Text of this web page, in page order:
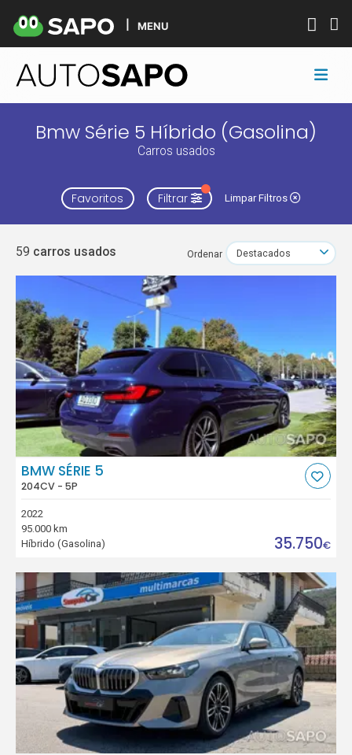
MENU
Bmw Série 5 Híbrido (Gasolina)
Carros usados
Favoritos Filtrar Limpar Filtros
59 carros usados Ordenar
BMW SÉRIE 5
204CV - 5P
2022
95.000 km
Híbrido (Gasolina)
35.750€